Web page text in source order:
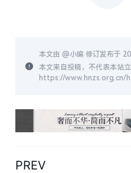
本文由 @小编 修订发布于
本文来自投稿，不代表本站
https://www.hnzs.org.cn/
PREV